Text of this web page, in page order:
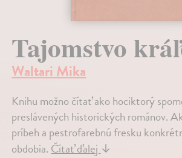
Tajomstvo
Waltari Mika
Knihu možno čítať ako hociktorý
preslávených historických románov.
príbeh a pestrofarebnú fresku
obdobia. Čítať ďalej ↓